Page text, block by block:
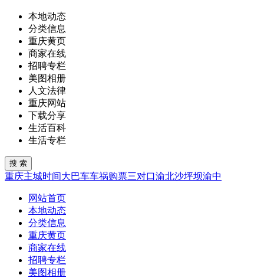
本地动态
分类信息
重庆黄页
商家在线
招聘专栏
美图相册
人文法律
重庆网站
下载分享
生活百科
生活专栏
重庆主城时间大巴车车祸购票三对口渝北沙坪坝渝中
网站首页
本地动态
分类信息
重庆黄页
商家在线
招聘专栏
美图相册